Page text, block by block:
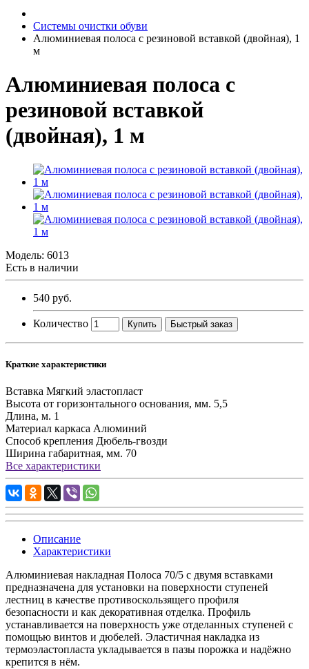
Системы очистки обуви
Алюминиевая полоса с резиновой вставкой (двойная), 1
м
Алюминиевая полоса с
резиновой вставкой
(двойная), 1 м
Модель: 6013
Есть в наличии
540 руб.
Количество Купить Быстрый заказ
Краткие характеристики
Вставка Мягкий эластопласт
Высота от горизонтального основания, мм. 5,5
Длина, м. 1
Материал каркаса Алюминий
Способ крепления Дюбель-гвозди
Ширина габаритная, мм. 70
Все характеристики
Описание
Характеристики
Алюминиевая накладная Полоса 70/5 с двумя вставками
предназначена для установки на поверхности ступеней
лестниц в качестве противоскользящего профиля
безопасности и как декоративная отделка. Профиль
устанавливается на поверхность уже отделанных ступеней с
помощью винтов и дюбелей. Эластичная накладка из
термоэластопласта укладывается в пазы порожка и надёжно
крепится в нём.